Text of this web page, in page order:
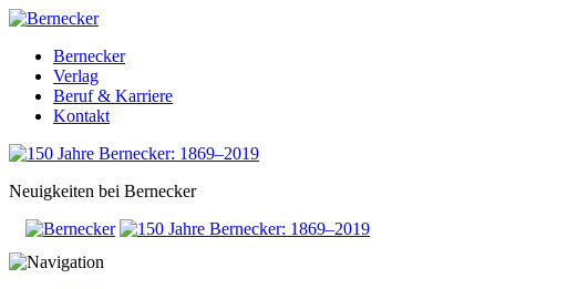
Bernecker
Verlag
Beruf & Karriere
Kontakt
Neuigkeiten bei Bernecker